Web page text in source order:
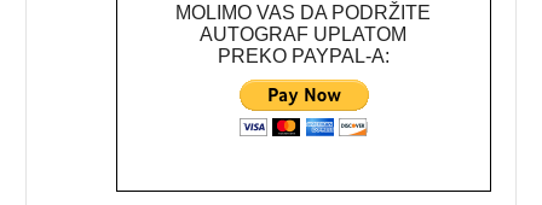
MOLIMO VAS DA PODRŽITE
AUTOGRAF UPLATOM
PREKO PAYPAL-A: